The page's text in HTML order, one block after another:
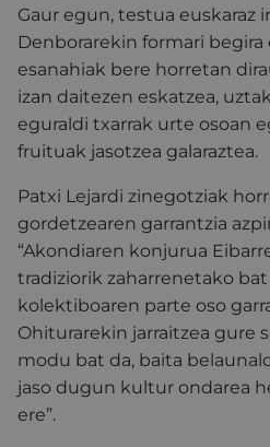
Gaur egun, testua euskaraz
Denborarekin formari
esanahiak bere horretan
izan daitezen eskatzea,
eguraldi txarrak urte osoan
fruituak jasotzea galaraztea.
Patxi Lejardi zinegotziak
gordetzearen garrantzia
“Akondiaren konjurua
tradiziorik zaharrenetako
kolektiboaren parte oso
Ohiturarekin jarraitzea gure
modu bat da, baita
jaso dugun kultur ondarea
ere”.